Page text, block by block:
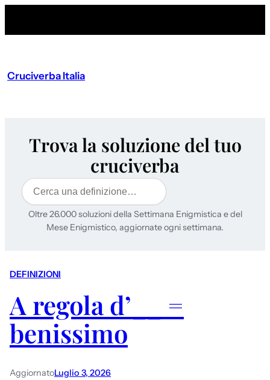
Cruciverba Italia
Trova la soluzione del tuo
cruciverba
Cerca
Oltre 26.000 soluzioni della Settimana Enigmistica e del
Mese Enigmistico, aggiornate ogni settimana.
DEFINIZIONI
A regola d’__ =
benissimo
AggiornatoLuglio 3, 2026